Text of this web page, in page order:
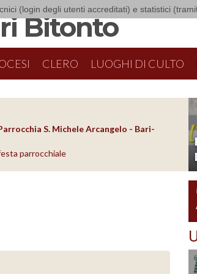
(login degli utenti accreditati) e statistici
Bitonto
CLERO LUOGHI DI CULTO
S. Michele Arcangelo - Bari-
parrocchiale
8/10/